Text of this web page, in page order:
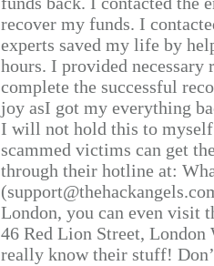
recover my funds. I
experts saved my life by
hours. I provided
complete the successful
joy asI got my everything
I will not hold this to
scammed victims can get
through their hotline at:
London, you can even visit
46 Red Lion Street, London
really know their stuff!